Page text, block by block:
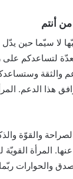
لا سيّما حين
لتساعدكم على
والثقة
هذا الدعم.
والقوّة
المرأة
والحوارات